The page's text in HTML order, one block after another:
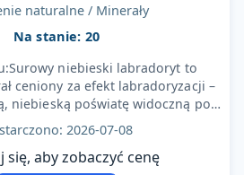
naturalne / Minerały
Na stanie: 20
niebieski labradoryt to
ceniony za efekt labradoryzacji –
niebieską poświatę widoczną pod
światło…2026-07-08
się, aby zobaczyć cenę